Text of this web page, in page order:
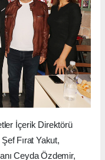
İçerik Direktörü
Şef Fırat Yakut,
Ceyda Özdemir,